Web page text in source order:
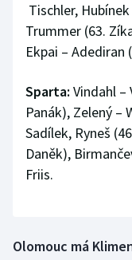
Tischler,
Trummer (63.
Ekpai – Adediran
Sparta: Vindahl –
Panák), Zelený –
Sadílek, Ryneš
Daněk),
Friis.
Olomouc má